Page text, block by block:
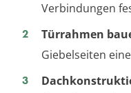
Verbindungen
Türrahmen
Giebelseiten